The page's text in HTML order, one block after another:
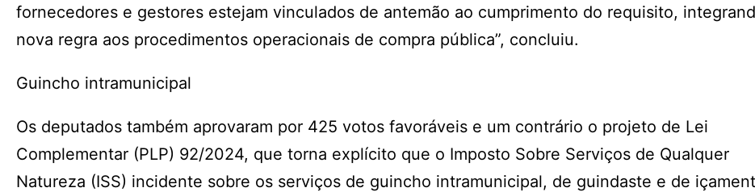
fornecedores e gestores estejam vinculados de antemão ao cumprimento do requisito,
nova regra aos procedimentos operacionais de compra pública”, concluiu.
Guincho intramunicipal
Os deputados também aprovaram por 425 votos favoráveis e um contrário o projeto de Lei
Complementar (PLP) 92/2024, que torna explícito que o Imposto Sobre Serviços de Qualquer
Natureza (ISS) incidente sobre os serviços de guincho intramunicipal, de guindaste e de